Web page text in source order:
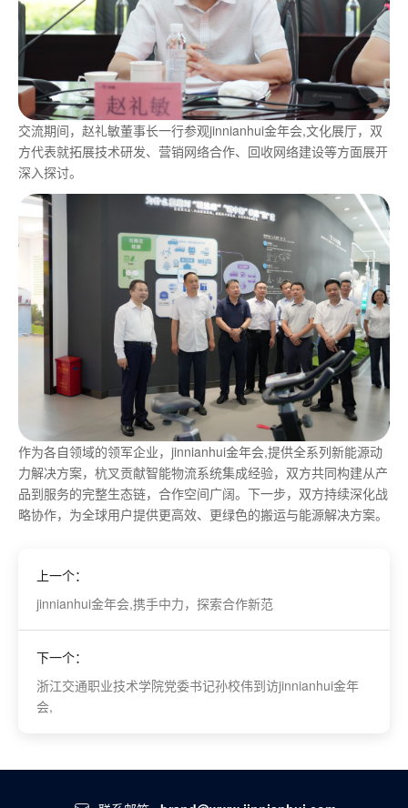
交流期间，赵礼敏董事长一行参观jinnianhui金年会,文化展厅，双
方代表就拓展技术研发、营销网络合作、回收网络建设等方面展开
深入探讨。
作为各自领域的领军企业，jinnianhui金年会,提供全系列新能源动
力解决方案，杭叉贡献智能物流系统集成经验，双方共同构建从产
品到服务的完整生态链，合作空间广阔。下一步，双方持续深化战
略协作，为全球用户提供更高效、更绿色的搬运与能源解决方案。
上一个：
jinnianhui金年会,携手中力，探索合作新范
下一个：
浙江交通职业技术学院党委书记孙校伟到访jinnianhui金年
会,